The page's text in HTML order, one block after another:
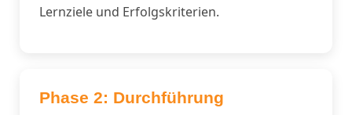
Lernziele und Erfolgskriterien.
Phase 2: Durchführung